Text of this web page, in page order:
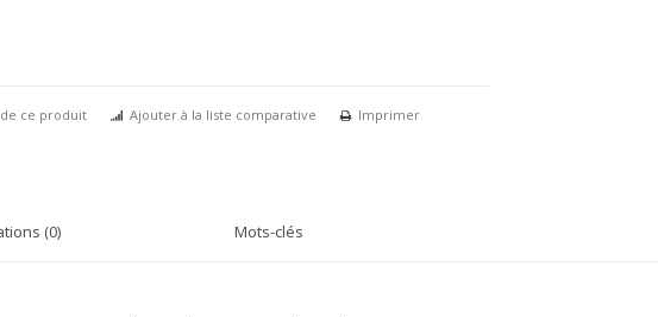
ce produit Ajouter à la liste comparative Imprimer
(0) Mots-clés